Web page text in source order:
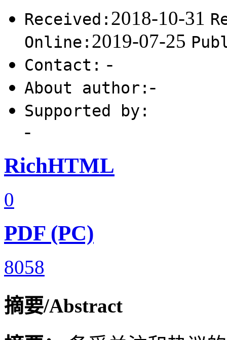
Received: 2018-10-31
Online: 2019-07-25
Contact: -
About author: -
Supported by:
-
RichHTML
0
PDF (PC)
8058
摘要/Abstract